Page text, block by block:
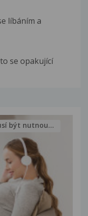
líbáním a
se opakující
být nutnou...